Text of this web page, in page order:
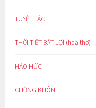
TUYỆT TÁC
THỜI TIẾT BẤT LỢI (hoạ thơ)
HÁO HỨC
CHỒNG KHÔN